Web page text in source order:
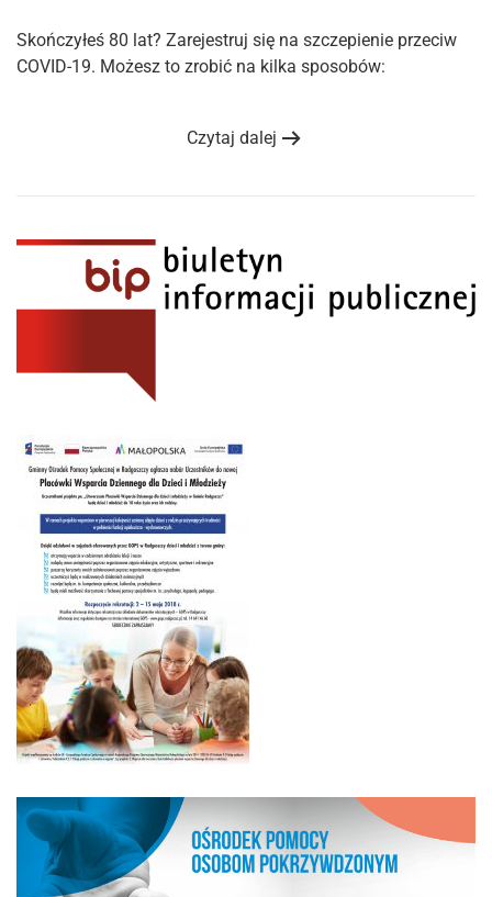
Skończyłeś 80 lat? Zarejestruj się na szczepienie przeciw
COVID-19. Możesz to zrobić na kilka sposobów:
Czytaj dalej